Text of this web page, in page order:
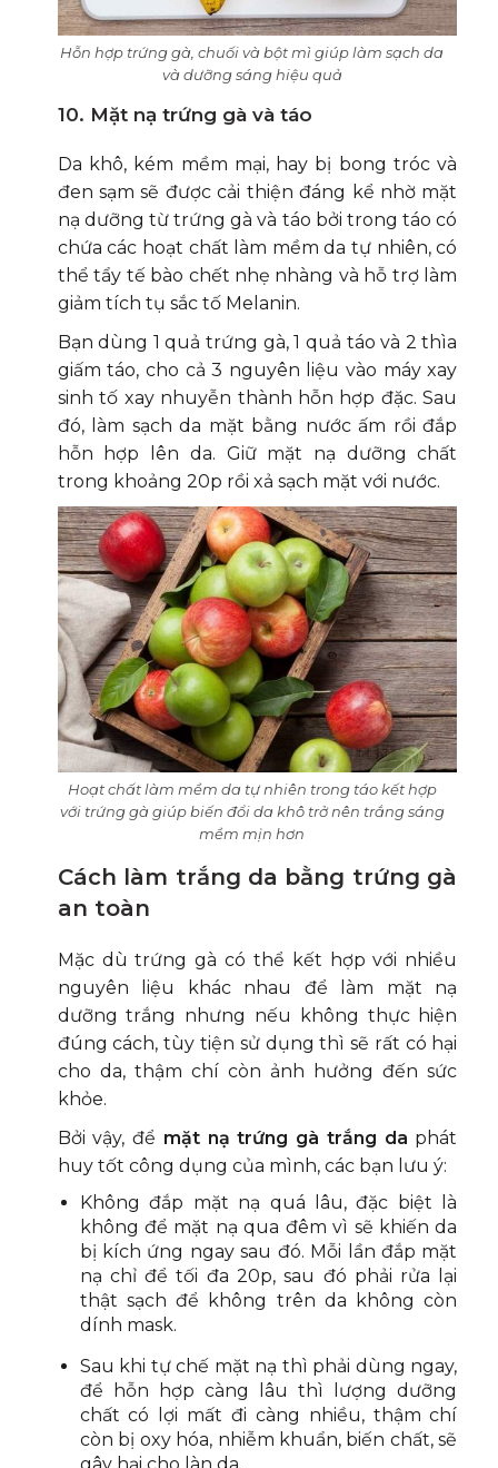
Hỗn hợp trứng gà, chuối và bột mì giúp làm sạch da
và dưỡng sáng hiệu quả
10. Mặt nạ trứng gà và táo
Da khô, kém mềm mại, hay bị bong tróc và
đen sạm sẽ được cải thiện đáng kể nhờ mặt
nạ dưỡng từ trứng gà và táo bởi trong táo có
chứa các hoạt chất làm mềm da tự nhiên, có
thể tẩy tế bào chết nhẹ nhàng và hỗ trợ làm
giảm tích tụ sắc tố Melanin.
Bạn dùng 1 quả trứng gà, 1 quả táo và 2 thìa
giấm táo, cho cả 3 nguyên liệu vào máy xay
sinh tố xay nhuyễn thành hỗn hợp đặc. Sau
đó, làm sạch da mặt bằng nước ấm rồi đắp
hỗn hợp lên da. Giữ mặt nạ dưỡng chất
trong khoảng 20p rồi xả sạch mặt với nước.
Hoạt chất làm mềm da tự nhiên trong táo kết hợp
với trứng gà giúp biến đổi da khô trở nên trắng sáng
mềm mịn hơn
Cách làm trắng da bằng trứng gà
an toàn
Mặc dù trứng gà có thể kết hợp với nhiều
nguyên liệu khác nhau để làm mặt nạ
dưỡng trắng nhưng nếu không thực hiện
đúng cách, tùy tiện sử dụng thì sẽ rất có hại
cho da, thậm chí còn ảnh hưởng đến sức
khỏe.
Bởi vậy, để mặt nạ trứng gà trắng da phát
huy tốt công dụng của mình, các bạn lưu ý:
Không đắp mặt nạ quá lâu, đặc biệt là
không để mặt nạ qua đêm vì sẽ khiến da
bị kích ứng ngay sau đó. Mỗi lần đắp mặt
nạ chỉ để tối đa 20p, sau đó phải rửa lại
thật sạch để không trên da không còn
dính mask.
Sau khi tự chế mặt nạ thì phải dùng ngay,
để hỗn hợp càng lâu thì lượng dưỡng
chất có lợi mất đi càng nhiều, thậm chí
còn bị oxy hóa, nhiễm khuẩn, biến chất, sẽ